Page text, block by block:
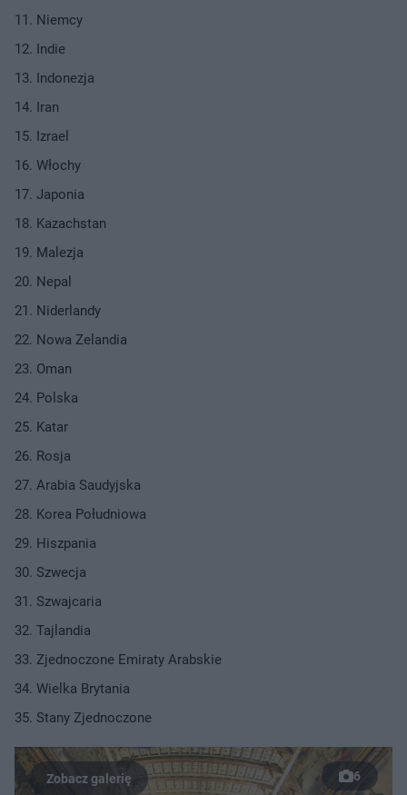
Niemcy
Indie
Indonezja
Iran
Izrael
Włochy
Japonia
Kazachstan
Malezja
Nepal
Niderlandy
Nowa Zelandia
Oman
Polska
Katar
Rosja
Arabia Saudyjska
Korea Południowa
Hiszpania
Szwecja
Szwajcaria
Tajlandia
Zjednoczone Emiraty Arabskie
Wielka Brytania
Stany Zjednoczone
6